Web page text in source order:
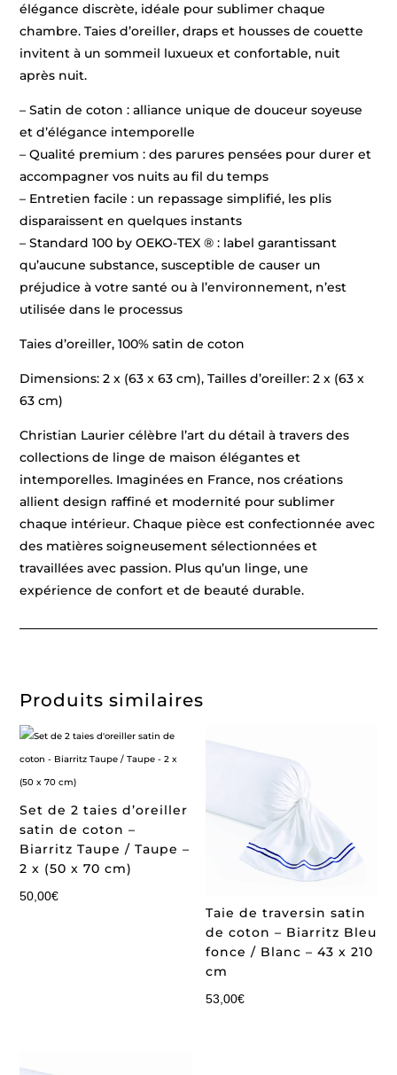
élégance discrète, idéale pour sublimer chaque
chambre. Taies d’oreiller, draps et housses de couette
invitent à un sommeil luxueux et confortable, nuit
après nuit.
– Satin de coton : alliance unique de douceur soyeuse
et d’élégance intemporelle
– Qualité premium : des parures pensées pour durer et
accompagner vos nuits au fil du temps
– Entretien facile : un repassage simplifié, les plis
disparaissent en quelques instants
– Standard 100 by OEKO-TEX ® : label garantissant
qu’aucune substance, susceptible de causer un
préjudice à votre santé ou à l’environnement, n’est
utilisée dans le processus
Taies d’oreiller, 100% satin de coton
Dimensions: 2 x (63 x 63 cm), Tailles d’oreiller: 2 x (63 x
63 cm)
Christian Laurier célèbre l’art du détail à travers des
collections de linge de maison élégantes et
intemporelles. Imaginées en France, nos créations
allient design raffiné et modernité pour sublimer
chaque intérieur. Chaque pièce est confectionnée avec
des matières soigneusement sélectionnées et
travaillées avec passion. Plus qu’un linge, une
expérience de confort et de beauté durable.
Produits similaires
Set de 2 taies d’oreiller
satin de coton –
Biarritz Taupe / Taupe –
2 x (50 x 70 cm)
50,00€
Taie de traversin satin
de coton – Biarritz Bleu
fonce / Blanc – 43 x 210
cm
53,00€